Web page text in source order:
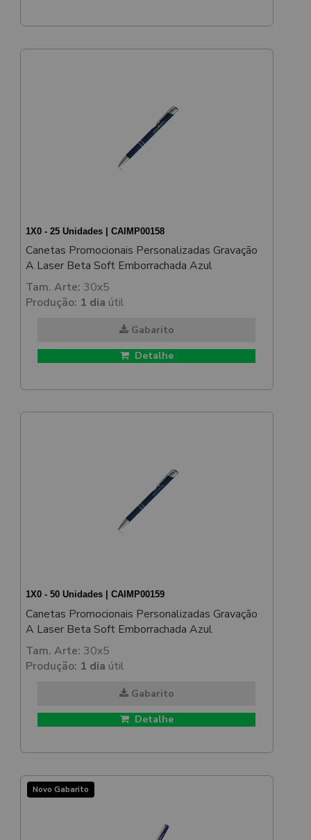
1X0 - 25 Unidades | CAIMP00158
Canetas Promocionais Personalizadas Gravação
A Laser Beta Soft Emborrachada Azul
Tam. Arte: 30x5
Produção: 1 dia útil
Gabarito
Detalhe
1X0 - 50 Unidades | CAIMP00159
Canetas Promocionais Personalizadas Gravação
A Laser Beta Soft Emborrachada Azul
Tam. Arte: 30x5
Produção: 1 dia útil
Gabarito
Detalhe
Novo Gabarito